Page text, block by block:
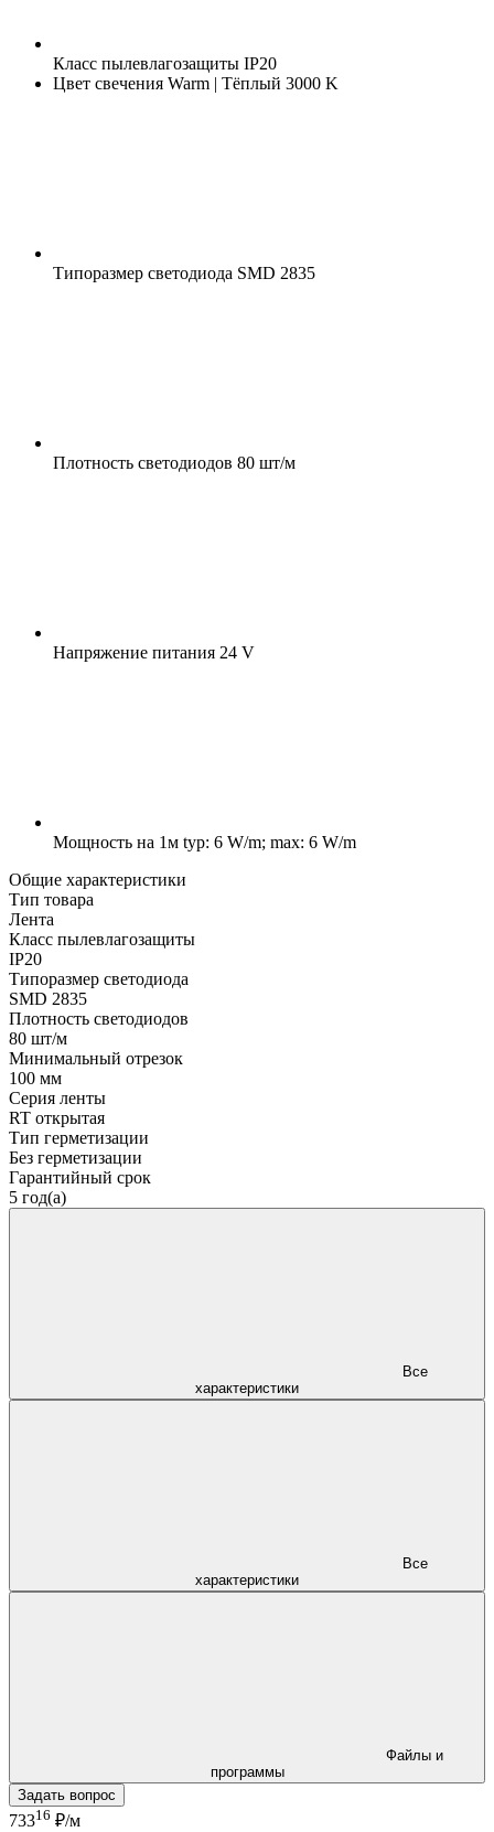
Класс пылевлагозащиты IP20
Цвет свечения Warm | Тёплый 3000 K
Типоразмер светодиода SMD 2835
Плотность светодиодов 80 шт/м
Напряжение питания 24 V
Мощность на 1м typ: 6 W/m; max: 6 W/m
Общие характеристики
Тип товара
Лента
Класс пылевлагозащиты
IP20
Типоразмер светодиода
SMD 2835
Плотность светодиодов
80 шт/м
Минимальный отрезок
100 мм
Серия ленты
RT открытая
Тип герметизации
Без герметизации
Гарантийный срок
5 год(а)
характеристики
характеристики
программы
Задать вопрос
73316 ₽/м